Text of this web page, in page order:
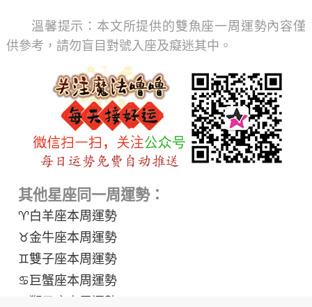
溫馨提示： 本文所提供的雙魚座一周運勢內容僅
供參考，請勿盲目對號入座及癡迷其中。
其他星座同一周運勢：
♈白羊座本周運勢
♉金牛座本周運勢
♊雙子座本周運勢
♋巨蟹座本周運勢